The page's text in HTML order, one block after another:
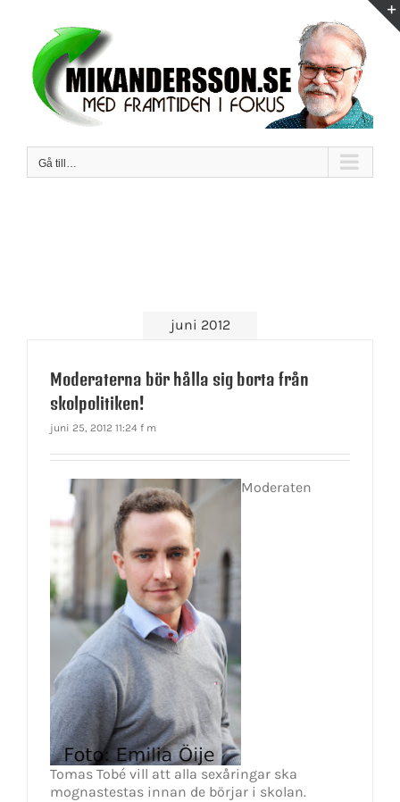
innehållet
Gå till…
juni 2012
Moderaterna bör hålla sig borta från
skolpolitiken!
juni 25, 2012 11:24 f m
Moderaten
Tomas Tobé vill att alla sexåringar ska
mognastestas innan de börjar i skolan.